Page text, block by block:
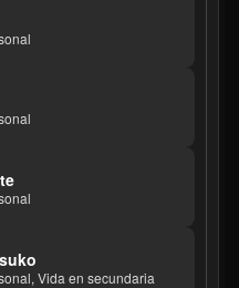
Vida en secundaria